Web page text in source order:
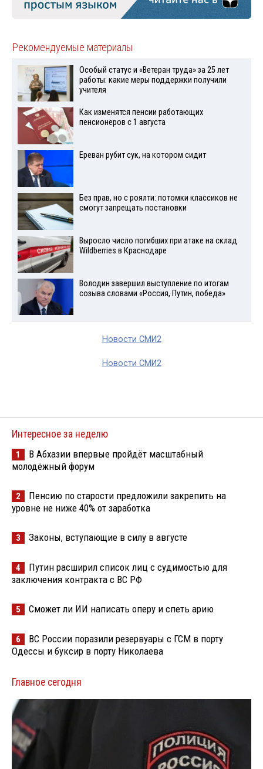
Рекомендуемые материалы
Особый статус и «Ветеран труда» за 25 лет
работы: какие меры поддержки получили
учителя
Как изменятся пенсии работающих
пенсионеров с 1 августа
Ереван рубит сук, на котором сидит
Без прав, но с роялти: потомки классиков не
смогут запрещать постановки
Выросло число погибших при атаке на склад
Wildberries в Краснодаре
Володин завершил выступление по итогам
созыва словами «Россия, Путин, победа»
Новости СМИ2
Новости СМИ2
Интересное за неделю
1
В Абхазии впервые пройдёт масштабный
молодёжный форум
2
Пенсию по старости предложили закрепить на
уровне не ниже 40% от заработка
3 Законы, вступающие в силу в августе
4
Путин расширил список лиц с судимостью для
заключения контракта с ВС РФ
5 Сможет ли ИИ написать оперу и спеть арию
6
ВС России поразили резервуары с ГСМ в порту
Одессы и буксир в порту Николаева
Главное сегодня